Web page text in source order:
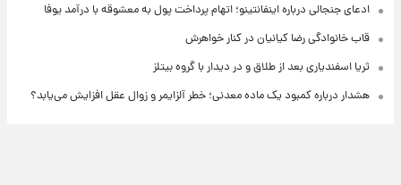
ادعای جنجالی درباره اینفانتینو؛ اتهام پرداخت پول به معشوقه با درآمد یوفا
قاب خانوادگی رضا کیانیان در کنار خواهرش
ثریا اسفندیاری بعد از طلاق و در دیدار با گروه بیتلز
هشدار درباره کمبود یک ماده معدنی؛ خطر آلزایمر و زوال عقل افزایش می‌یابد؟